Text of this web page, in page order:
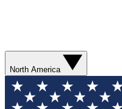
North America